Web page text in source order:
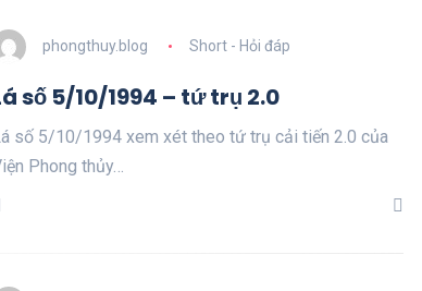
phongthuy.blog Short - Hỏi đáp
số 5/10/1994 – tứ trụ 2.0
số 5/10/1994 xem xét theo tứ trụ cải tiến 2.0 của
Phong thủy…